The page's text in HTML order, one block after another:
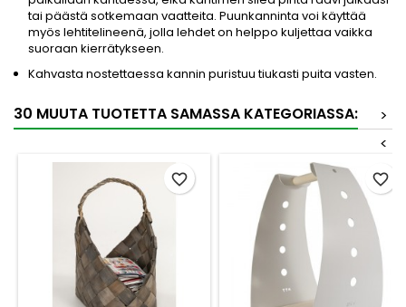
tai päästä sotkemaan vaatteita. Puunkanninta voi käyttää
myös lehtitelineenä, jolla lehdet on helppo kuljettaa vaikka
suoraan kierrätykseen.
Kahvasta nostettaessa kannin puristuu tiukasti puita vasten.
30 MUUTA TUOTETTA SAMASSA KATEGORIASSA:
>
<
favorite_border favorite_border